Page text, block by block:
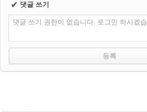
✔ 댓글 쓰기
댓글 쓰기 권한이 없습니다. 로그인 하시겠